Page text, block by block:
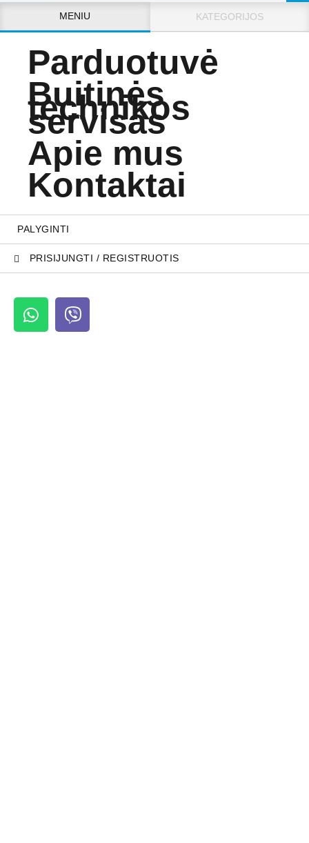
MENIU KATEGORIJOS
Parduotuvė
Buitinės
technikos
servisas
Apie mus
Kontaktai
PALYGINTI
PRISIJUNGTI / REGISTRUOTIS